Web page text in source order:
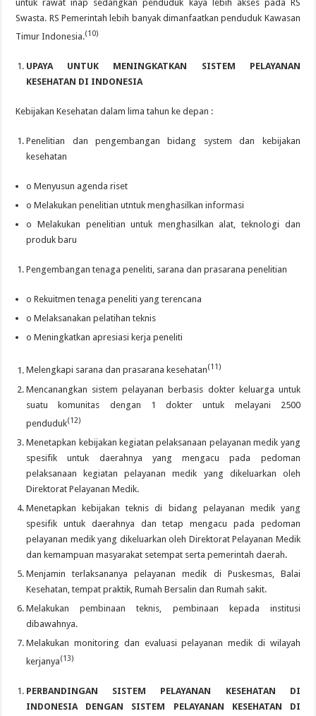
untuk rawat inap sedangkan penduduk kaya lebih akses pada RS
Swasta. RS Pemerintah lebih banyak dimanfaatkan penduduk Kawasan
Timur Indonesia.(10)
UPAYA UNTUK MENINGKATKAN SISTEM PELAYANAN
KESEHATAN DI INDONESIA
Kebijakan Kesehatan dalam lima tahun ke depan :
Penelitian dan pengembangan bidang system dan kebijakan
kesehatan
o Menyusun agenda riset
o Melakukan penelitian utntuk menghasilkan informasi
o Melakukan penelitian untuk menghasilkan alat, teknologi dan
produk baru
Pengembangan tenaga peneliti, sarana dan prasarana penelitian
o Rekuitmen tenaga peneliti yang terencana
o Melaksanakan pelatihan teknis
o Meningkatkan apresiasi kerja peneliti
Melengkapi sarana dan prasarana kesehatan(11)
Mencanangkan sistem pelayanan berbasis dokter keluarga untuk
suatu komunitas dengan 1 dokter untuk melayani 2500
penduduk(12)
Menetapkan kebijakan kegiatan pelaksanaan pelayanan medik yang
spesifik untuk daerahnya yang mengacu pada pedoman
pelaksanaan kegiatan pelayanan medik yang dikeluarkan oleh
Direktorat Pelayanan Medik.
Menetapkan kebijakan teknis di bidang pelayanan medik yang
spesifik untuk daerahnya dan tetap mengacu pada pedoman
pelayanan medik yang dikeluarkan oleh Direktorat Pelayanan Medik
dan kemampuan masyarakat setempat serta pemerintah daerah.
Menjamin terlaksananya pelayanan medik di Puskesmas, Balai
Kesehatan, tempat praktik, Rumah Bersalin dan Rumah sakit.
Melakukan pembinaan teknis, pembinaan kepada institusi
dibawahnya.
Melakukan monitoring dan evaluasi pelayanan medik di wilayah
kerjanya(13)
PERBANDINGAN SISTEM PELAYANAN KESEHATAN DI
INDONESIA DENGAN SISTEM PELAYANAN KESEHATAN DI